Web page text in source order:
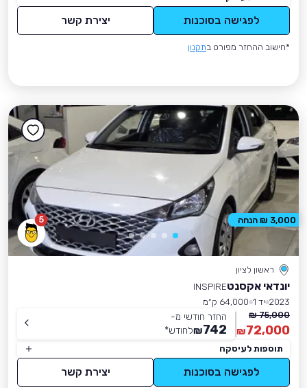
לפגישה בסוכנות יצירת קשר
*חישוב ההחזר מפורט בתקנון
5
ראשון לציון
יונדאי אקסנטINSPIRE
2023 יד 1
64,000 ק״מ
75,000 ₪
72,000
₪
החזר חודשי מ-
742
₪לחודש*
תוספות לעיסקה
לפגישה בסוכנות יצירת קשר
3,000 ₪ הנחה